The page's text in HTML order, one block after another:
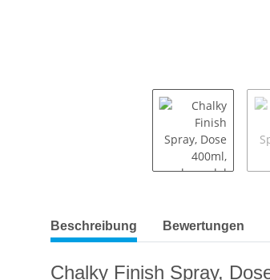
Beschreibung Bewertungen
Chalky Finish Spray,